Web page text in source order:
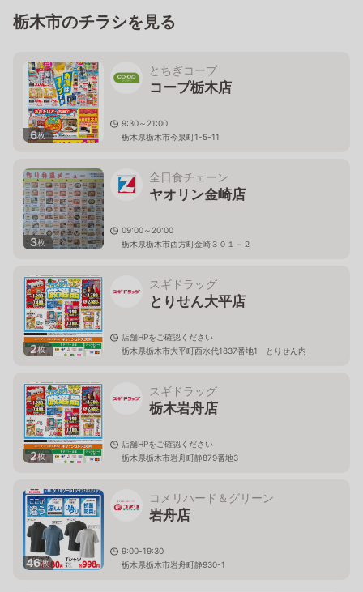
栃木市のチラシを見る
6枚
とちぎコープ
コープ栃木店
9:30～21:00
栃木県栃木市今泉町1-5-11
3枚
全日食チェーン
ヤオリン金崎店
09:00～20:00
栃木県栃木市西方町金崎３０１－２
2枚
スギドラッグ
とりせん大平店
店舗HPをご確認ください
栃木県栃木市大平町西水代1837番地1 とりせん内
2枚
スギドラッグ
栃木岩舟店
店舗HPをご確認ください
栃木県栃木市岩舟町静879番地3
46枚
コメリハード＆グリーン
岩舟店
9:00-19:30
栃木県栃木市岩舟町静930-1